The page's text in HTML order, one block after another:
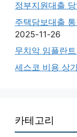
정부지원대출
주택담보대출
2025-11-26
무치악 임플란
세스코 비용 상
카테고리